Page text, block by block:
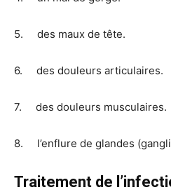
5. des maux de tête.
6. des douleurs articulaires.
7. des douleurs musculaires.
8. l’enflure de glandes
Traitement de